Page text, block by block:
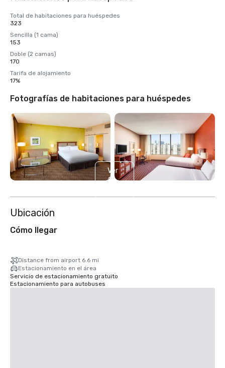
Total de habitaciones para huéspedes
323
Sencilla (1 cama)
153
Doble (2 camas)
170
Tarifa de alojamiento
17%
Fotografías de habitaciones para huéspedes
Ver
2
Ubicación
Cómo llegar
Distance from airport 6.6 mi
Estacionamiento en el área
Servicio de estacionamiento gratuito
Estacionamiento para autobuses